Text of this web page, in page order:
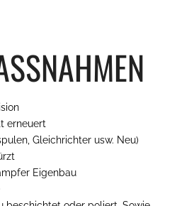
erneuert
Gleichrichter usw. Neu)
Eigenbau